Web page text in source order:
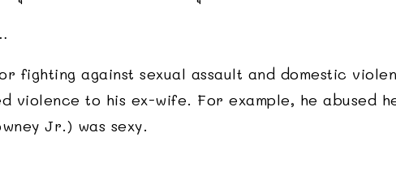
fighting against sexual assault and domestic
violence to his ex-wife. For example, he abused
Jr.) was sexy.